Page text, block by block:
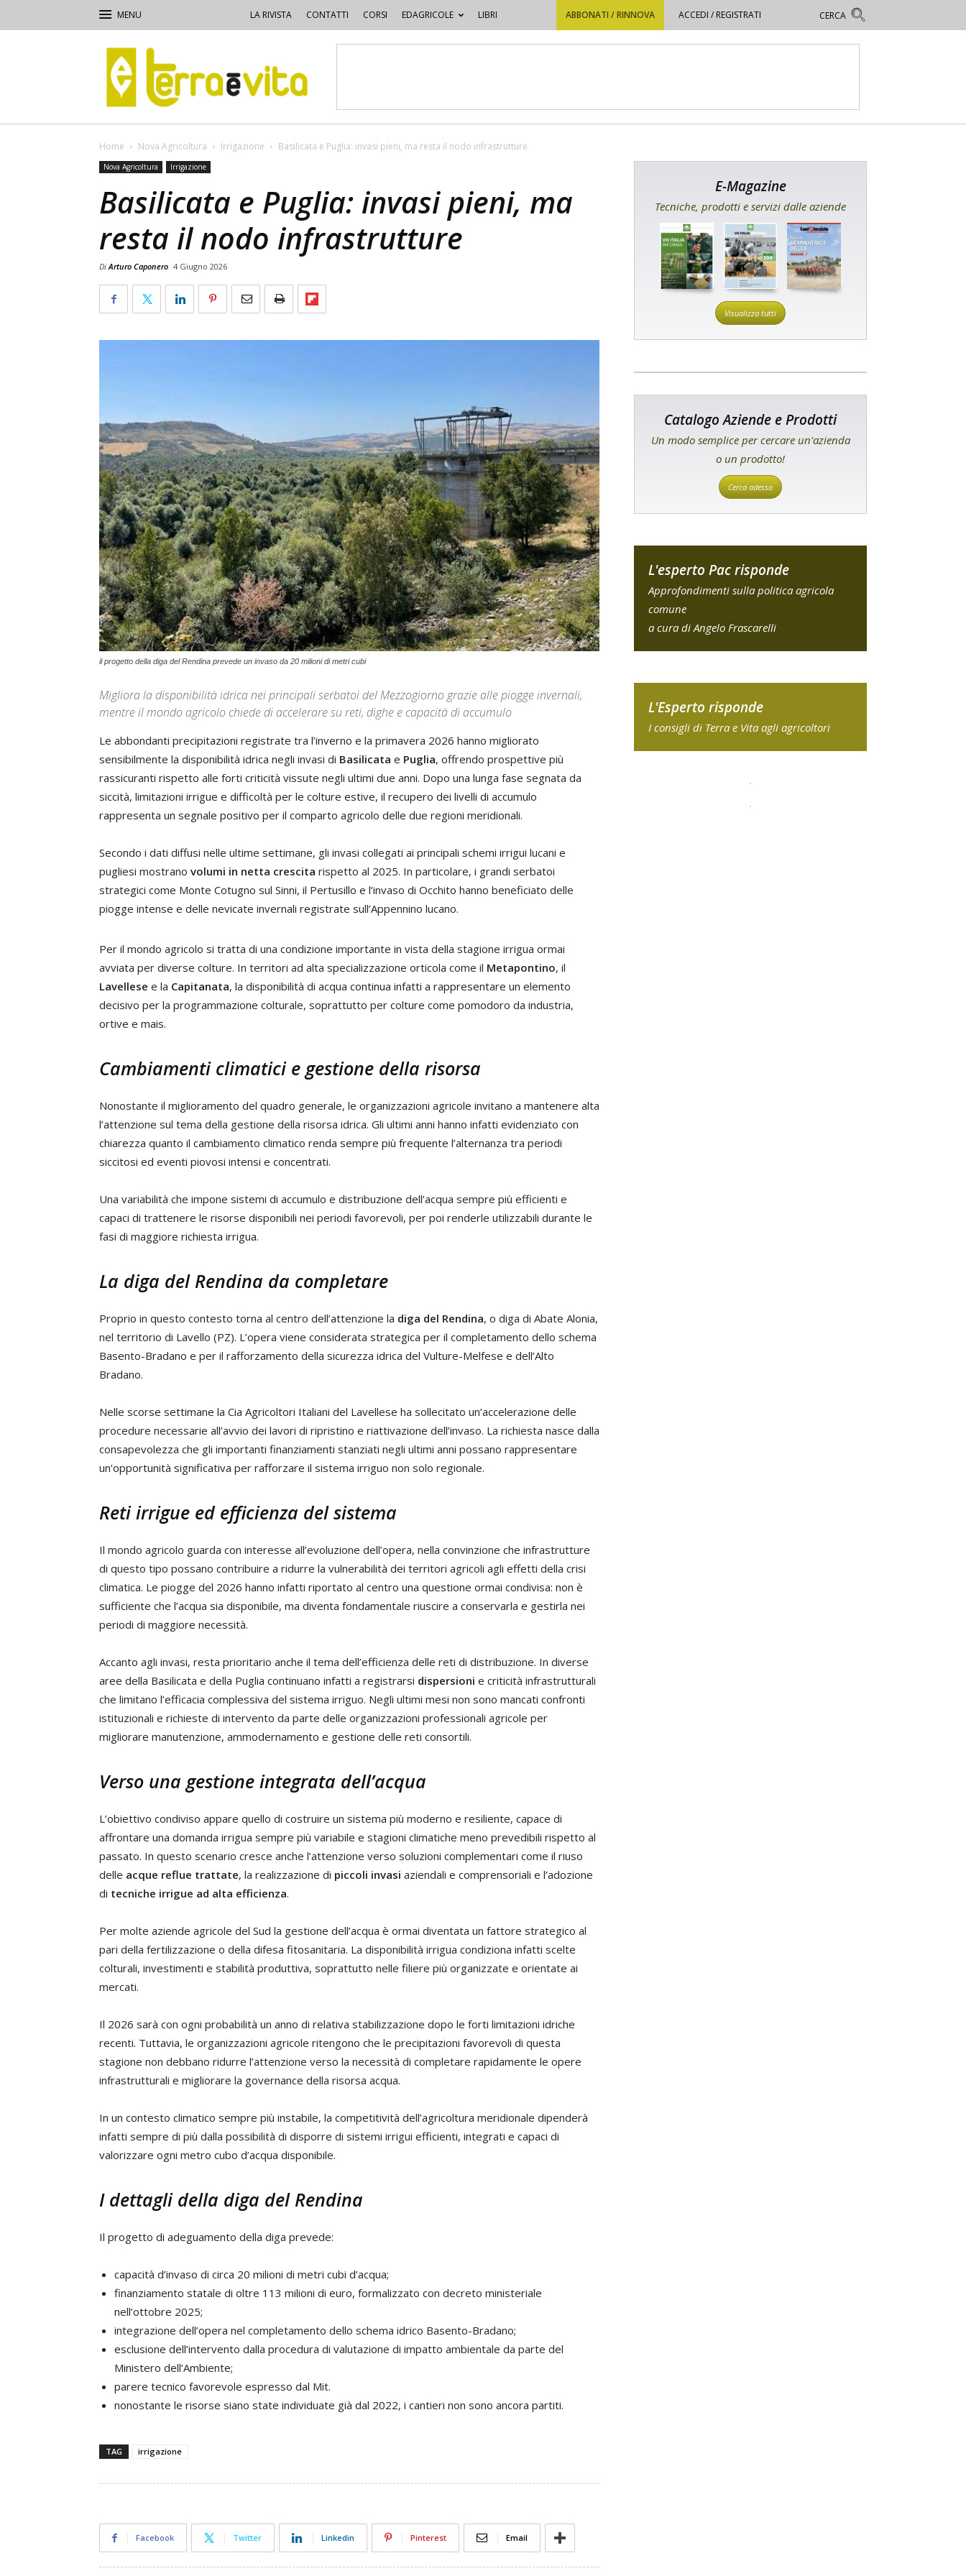
LA RIVISTA CONTATTI CORSI EDAGRICOLE LIBRI ABBONATI / RINNOVA ACCEDI / REGISTRATI
Terra
e
Vita
Home Nova Agricoltura Irrigazione Basilicata e Puglia: invasi pieni, ma resta il nodo infrastrutture
Nova Agricoltura Irrigazione
Basilicata e Puglia: invasi pieni, ma
resta il nodo infrastrutture
DiArturo Caponero 4 Giugno 2026
il progetto della diga del Rendina prevede un invaso da 20 milioni di metri cubi
Migliora la disponibilità idrica nei principali serbatoi del Mezzogiorno grazie alle piogge invernali,
mentre il mondo agricolo chiede di accelerare su reti, dighe e capacità di accumulo
Le abbondanti precipitazioni registrate tra l’inverno e la primavera 2026 hanno migliorato
sensibilmente la disponibilità idrica negli invasi di Basilicata e Puglia, offrendo prospettive più
rassicuranti rispetto alle forti criticità vissute negli ultimi due anni. Dopo una lunga fase segnata da
siccità, limitazioni irrigue e difficoltà per le colture estive, il recupero dei livelli di accumulo
rappresenta un segnale positivo per il comparto agricolo delle due regioni meridionali.
Secondo i dati diffusi nelle ultime settimane, gli invasi collegati ai principali schemi irrigui lucani e
pugliesi mostrano volumi in netta crescita rispetto al 2025. In particolare, i grandi serbatoi
strategici come Monte Cotugno sul Sinni, il Pertusillo e l’invaso di Occhito hanno beneficiato delle
piogge intense e delle nevicate invernali registrate sull’Appennino lucano.
Per il mondo agricolo si tratta di una condizione importante in vista della stagione irrigua ormai
avviata per diverse colture. In territori ad alta specializzazione orticola come il Metapontino, il
Lavellese e la Capitanata, la disponibilità di acqua continua infatti a rappresentare un elemento
decisivo per la programmazione colturale, soprattutto per colture come pomodoro da industria,
ortive e mais.
Cambiamenti climatici e gestione della risorsa
Nonostante il miglioramento del quadro generale, le organizzazioni agricole invitano a mantenere alta
l’attenzione sul tema della gestione della risorsa idrica. Gli ultimi anni hanno infatti evidenziato con
chiarezza quanto il cambiamento climatico renda sempre più frequente l’alternanza tra periodi
siccitosi ed eventi piovosi intensi e concentrati.
Una variabilità che impone sistemi di accumulo e distribuzione dell’acqua sempre più efficienti e
capaci di trattenere le risorse disponibili nei periodi favorevoli, per poi renderle utilizzabili durante le
fasi di maggiore richiesta irrigua.
La diga del Rendina da completare
Proprio in questo contesto torna al centro dell’attenzione la diga del Rendina, o diga di Abate Alonia,
nel territorio di Lavello (PZ). L’opera viene considerata strategica per il completamento dello schema
Basento-Bradano e per il rafforzamento della sicurezza idrica del Vulture-Melfese e dell’Alto
Bradano.
Nelle scorse settimane la Cia Agricoltori Italiani del Lavellese ha sollecitato un’accelerazione delle
procedure necessarie all’avvio dei lavori di ripristino e riattivazione dell’invaso. La richiesta nasce dalla
consapevolezza che gli importanti finanziamenti stanziati negli ultimi anni possano rappresentare
un’opportunità significativa per rafforzare il sistema irriguo non solo regionale.
Reti irrigue ed efficienza del sistema
Il mondo agricolo guarda con interesse all’evoluzione dell’opera, nella convinzione che infrastrutture
di questo tipo possano contribuire a ridurre la vulnerabilità dei territori agricoli agli effetti della crisi
climatica. Le piogge del 2026 hanno infatti riportato al centro una questione ormai condivisa: non è
sufficiente che l’acqua sia disponibile, ma diventa fondamentale riuscire a conservarla e gestirla nei
periodi di maggiore necessità.
Accanto agli invasi, resta prioritario anche il tema dell’efficienza delle reti di distribuzione. In diverse
aree della Basilicata e della Puglia continuano infatti a registrarsi dispersioni e criticità infrastrutturali
che limitano l’efficacia complessiva del sistema irriguo. Negli ultimi mesi non sono mancati confronti
istituzionali e richieste di intervento da parte delle organizzazioni professionali agricole per
migliorare manutenzione, ammodernamento e gestione delle reti consortili.
Verso una gestione integrata dell’acqua
L’obiettivo condiviso appare quello di costruire un sistema più moderno e resiliente, capace di
affrontare una domanda irrigua sempre più variabile e stagioni climatiche meno prevedibili rispetto al
passato. In questo scenario cresce anche l’attenzione verso soluzioni complementari come il riuso
delle acque reflue trattate, la realizzazione di piccoli invasi aziendali e comprensoriali e l’adozione
di tecniche irrigue ad alta efficienza.
Per molte aziende agricole del Sud la gestione dell’acqua è ormai diventata un fattore strategico al
pari della fertilizzazione o della difesa fitosanitaria. La disponibilità irrigua condiziona infatti scelte
colturali, investimenti e stabilità produttiva, soprattutto nelle filiere più organizzate e orientate ai
mercati.
Il 2026 sarà con ogni probabilità un anno di relativa stabilizzazione dopo le forti limitazioni idriche
recenti. Tuttavia, le organizzazioni agricole ritengono che le precipitazioni favorevoli di questa
stagione non debbano ridurre l’attenzione verso la necessità di completare rapidamente le opere
infrastrutturali e migliorare la governance della risorsa acqua.
In un contesto climatico sempre più instabile, la competitività dell’agricoltura meridionale dipenderà
infatti sempre di più dalla possibilità di disporre di sistemi irrigui efficienti, integrati e capaci di
valorizzare ogni metro cubo d’acqua disponibile.
I dettagli della diga del Rendina
Il progetto di adeguamento della diga prevede:
capacità d’invaso di circa 20 milioni di metri cubi d’acqua;
finanziamento statale di oltre 113 milioni di euro, formalizzato con decreto ministeriale
nell’ottobre 2025;
integrazione dell’opera nel completamento dello schema idrico Basento-Bradano;
esclusione dell’intervento dalla procedura di valutazione di impatto ambientale da parte del
Ministero dell’Ambiente;
parere tecnico favorevole espresso dal Mit.
nonostante le risorse siano state individuate già dal 2022, i cantieri non sono ancora partiti.
TAG irrigazione
Facebook Twitter Linkedin Pinterest Email
E-Magazine
Tecniche, prodotti e servizi dalle aziende
Visualizza tutti
Catalogo Aziende e Prodotti
Un modo semplice per cercare un'azienda
o un prodotto!
Cerca adesso
L'esperto Pac risponde
Approfondimenti sulla politica agricola
comune
a cura di Angelo Frascarelli
L'Esperto risponde
I consigli di Terra e Vita agli agricoltori